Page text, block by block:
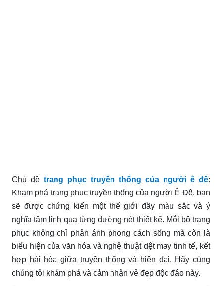
Chủ đề trang phục truyền thống của người ê đê:
Kham phá trang phục truyền thống của người Ê Đê, bạn
sẽ được chứng kiến một thế giới đầy màu sắc và ý
nghĩa tâm linh qua từng đường nét thiết kế. Mỗi bộ trang
phục không chỉ phản ánh phong cách sống mà còn là
biểu hiện của văn hóa và nghệ thuật dệt may tinh tế, kết
hợp hài hòa giữa truyền thống và hiện đại. Hãy cùng
chúng tôi khám phá và cảm nhận vẻ đẹp độc đáo này.